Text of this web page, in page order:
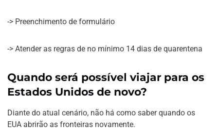
-> Preenchimento de formulário
-> Atender as regras de no mínimo 14 dias de quarentena
Quando será possível viajar para os
Estados Unidos de novo?
Diante do atual cenário, não há como saber quando os
EUA abrirão as fronteiras novamente.